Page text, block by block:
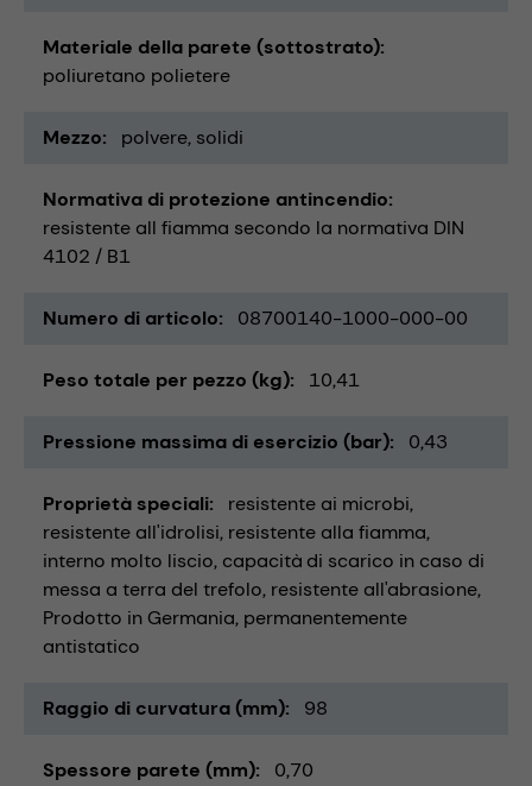
Materiale della parete (sottostrato)
poliuretano polietere
Mezzo polvere solidi
Normativa di protezione antincendio
resistente all fiamma secondo la normativa DIN
4102 / B1
Numero di articolo 08700140-1000-000-00
Peso totale per pezzo (kg) 10,41
Pressione massima di esercizio (bar) 0,43
Proprietà speciali
resistente ai microbi
resistente all'idrolisi resistente alla fiamma
interno molto liscio capacità di scarico in caso di
messa a terra del trefolo resistente all'abrasione
Prodotto in Germania permanentemente
antistatico
Raggio di curvatura (mm) 98
Spessore parete (mm) 0,70